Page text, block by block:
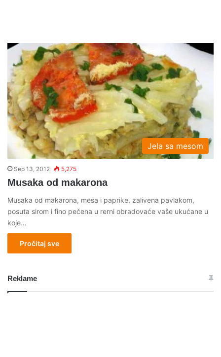
Jela sa mesom
Sep 13, 2012 5,275
Musaka od makarona
Musaka od makarona, mesa i paprike, zalivena pavlakom,
posuta sirom i fino pečena u rerni obradovaće vaše ukućane u
koje…
Pročitaj sve
Reklame